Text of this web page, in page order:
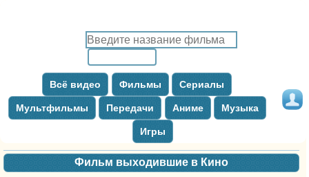
Всё видео Фильмы Сериалы
Мультфильмы Передачи Аниме Музыка
Игры
Фильм выходившие в Кино